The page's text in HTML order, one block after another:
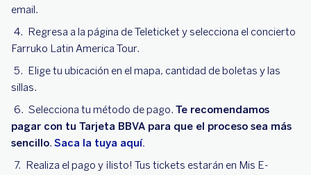
email.
Regresa a la página de Teleticket y selecciona el concierto
Farruko Latin America Tour.
Elige tu ubicación en el mapa, cantidad de boletas y las
sillas.
Selecciona tu método de pago. Te recomendamos
pagar con tu Tarjeta BBVA para que el proceso sea más
sencillo. Saca la tuya aquí.
Realiza el pago y ¡listo! Tus tickets estarán en Mis E-